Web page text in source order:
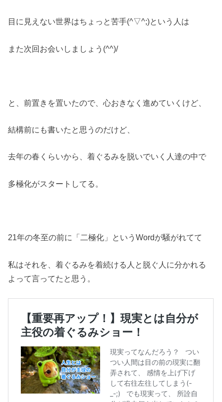
目に見えない世界はちょっと苦手(^▽^;)という人は
また次回お会いしましょう(^^)/
と、前置きを置いたので、心おきなく進めていくけど、
結構前にも書いたと思うのだけど、
去年の春くらいから、着ぐるみを脱いでいく人達の中で
多極化がスタートしてる。
21年の冬至の前に「二極化」というWordが騒がれてて
私はそれを、着ぐるみを着続ける人と脱ぐ人に分かれる
よって言ってたと思う。